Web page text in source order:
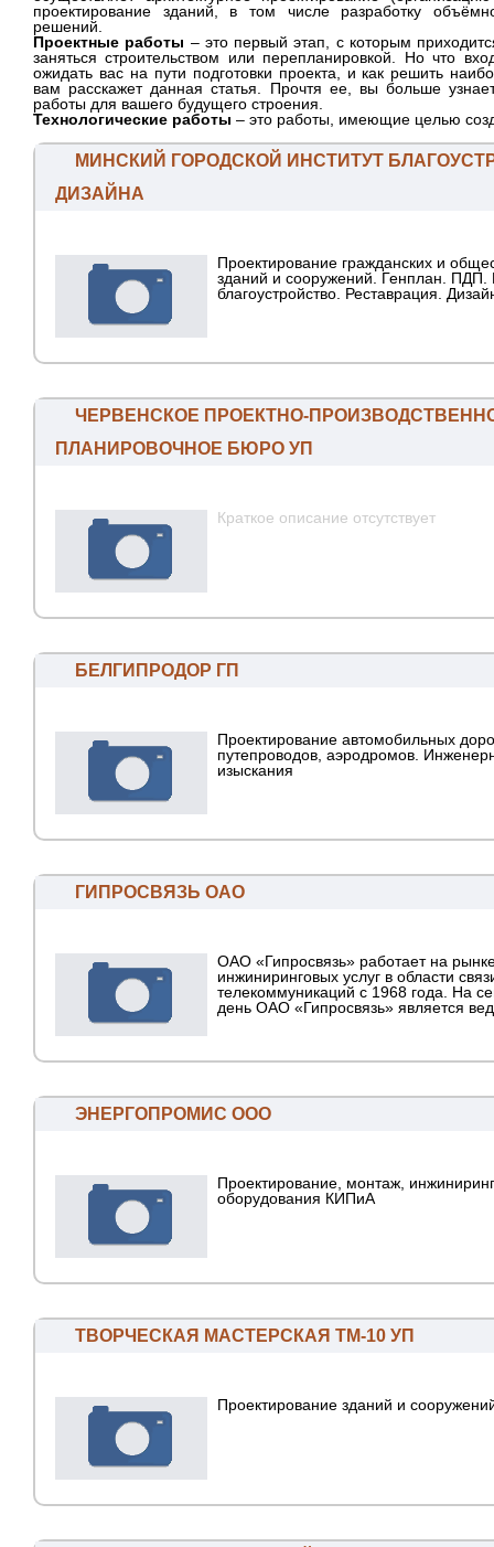
проектирование зданий, в том числе разработку
решений.
Проектные работы – это первый этап, с которым
заняться строительством или перепланировкой. Но что
ожидать вас на пути подготовки проекта, и как решить
вам расскажет данная статья. Прочтя ее, вы больше
работы для вашего будущего строения.
Технологические работы – это работы, имеющие целью
МИНСКИЙ ГОРОДСКОЙ ИНСТИТУТ
ДИЗАЙНА
Проектирование гражданских и
зданий и сооружений. Генплан. ПДП.
благоустройство. Реставрация.
ЧЕРВЕНСКОЕ ПРОЕКТНО-
ПЛАНИРОВОЧНОЕ БЮРО УП
Краткое описание отсутствует
БЕЛГИПРОДОР ГП
Проектирование автомобильных
путепроводов, аэродромов.
изыскания
ГИПРОСВЯЗЬ ОАО
ОАО «Гипросвязь» работает на
инжиниринговых услуг в области
телекоммуникаций с 1968 года. На
день ОАО «Гипросвязь» является
ЭНЕРГОПРОМИС ООО
Проектирование, монтаж, инжиниринг
оборудования КИПиА
ТВОРЧЕСКАЯ МАСТЕРСКАЯ ТМ-10 УП
Проектирование зданий и